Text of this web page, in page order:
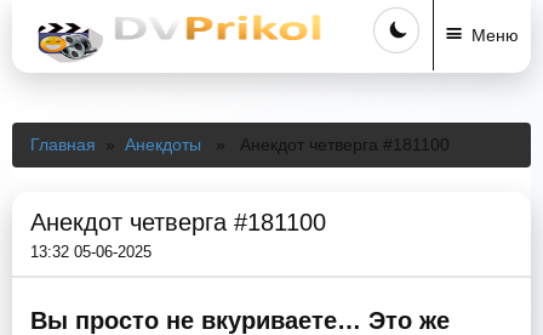
Меню
Главная » Анекдоты » Анекдот четверга #181100
Анекдот четверга #181100
13:32 05-06-2025
Вы просто не вкуриваете… Это же